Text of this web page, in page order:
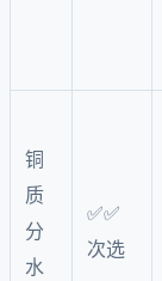
铜
质
分
水
✅✅
次选